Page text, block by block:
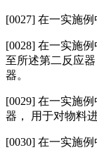
[0027] 在一实施
[0028] 在一实施
至所述第二反应
器。
[0029] 在一实施
器， 用于对物料
[0030] 在一实施